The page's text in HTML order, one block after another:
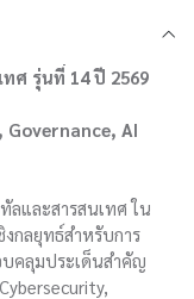
ศ รุ่นที่ 14 ปี 2569
AI
และสารสนเทศ ใน
งกลยุทธ์สำหรับการ
บคลุมประเด็นสำคัญ